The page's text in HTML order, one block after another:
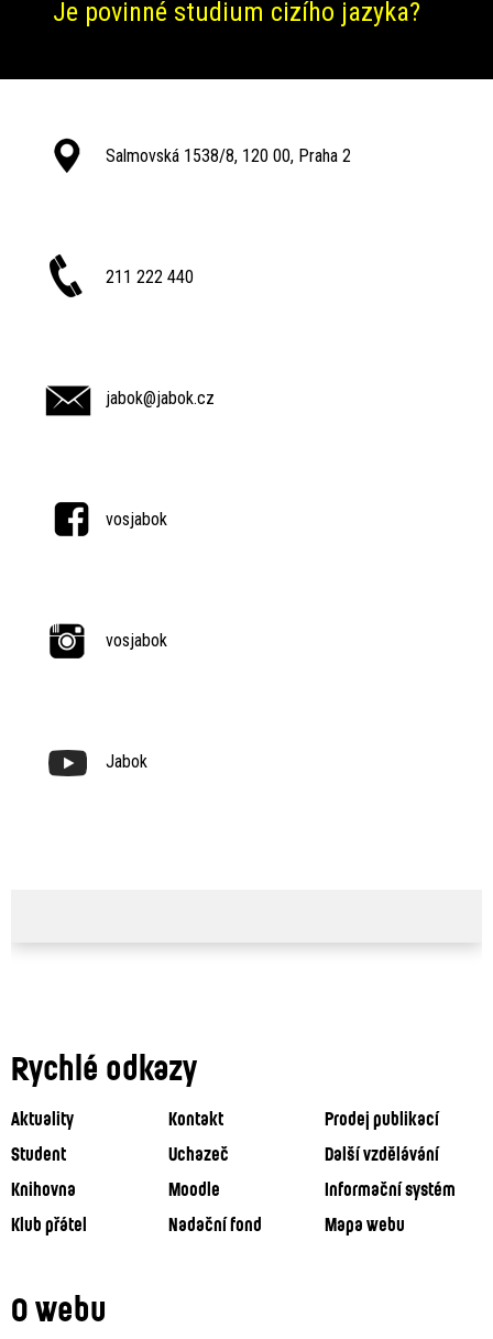
Je povinné studium cizího jazyka?
Salmovská 1538/8, 120 00, Praha 2
211 222 440
jabok@jabok.cz
vosjabok
vosjabok
Jabok
Rychlé odkazy
Aktuality Kontakt
Prodej publikací
Student
Uchazeč
Další vzdělávání
Knihovna
Moodle
Informační systém
Klub přátel
Nadační fond Mapa webu
O webu